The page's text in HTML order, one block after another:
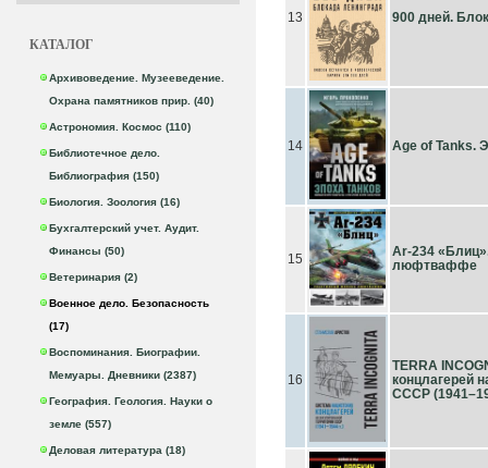
КАТАЛОГ
Архивоведение. Музееведение.
Охрана памятников прир. (40)
Астрономия. Космос (110)
Библиотечное дело.
Библиография (150)
Биология. Зоология (16)
Бухгалтерский учет. Аудит.
Финансы (50)
Ветеринария (2)
Военное дело. Безопасность
(17)
Воспоминания. Биографии.
Мемуары. Дневники (2387)
География. Геология. Науки о
земле (557)
Деловая литература (18)
13 900 дней.
14 Age of Tanks.
15
Ar-234
люфтваффе
16
TERRA
концлагерей
СССР